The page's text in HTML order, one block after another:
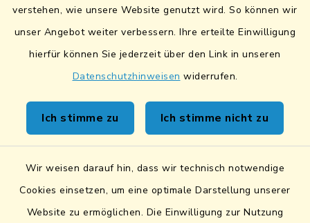
verstehen, wie unsere Website genutzt wird. So können wir
unser Angebot weiter verbessern. Ihre erteilte Einwilligung
hierfür können Sie jederzeit über den Link in unseren
Datenschutzhinweisen widerrufen.
Ich stimme zu Ich stimme nicht zu
Wir weisen darauf hin, dass wir technisch notwendige
Cookies einsetzen, um eine optimale Darstellung unserer
Website zu ermöglichen. Die Einwilligung zur Nutzung
Fairtrade-Towns
Kontakt
Sicheres Kontaktformular
Sicherer Datentransfer